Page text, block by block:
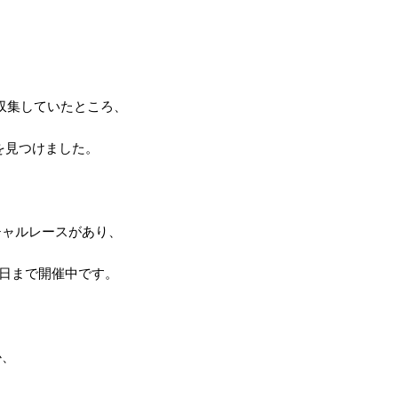
していたところ、
つけました。
ルレースがあり、
で開催中です。